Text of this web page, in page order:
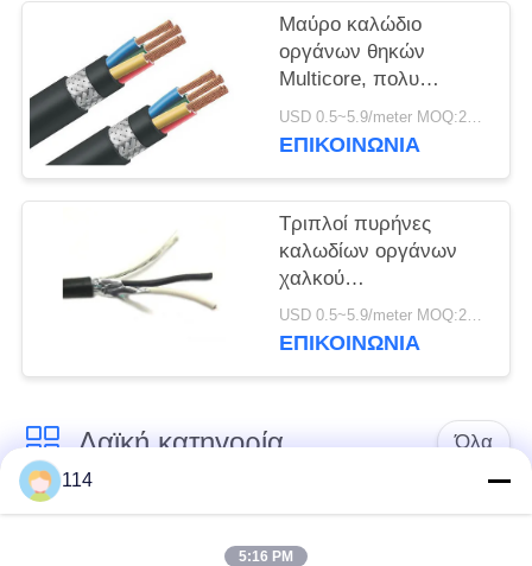
Μαύρο καλώδιο
οργάνων θηκών
Multicore, πολυ
προστατευμένο
ζευγάρι καλώδιο
USD 0.5~5.9/meter MOQ:2000
ΕΠΙΚΟΙΝΩΝΙΑ
Τριπλοί πυρήνες
καλωδίων οργάνων
χαλκού
προστατευμένοι
αγωγός 0,5 - 1,5
USD 0.5~5.9/meter MOQ:2000
ΕΠΙΚΟΙΝΩΝΙΑ
Λαϊκή κατηγορία Όλα
Xlpe με μόνωση
Μόνωση από PVC
καλωδίου
114
5:16 PM